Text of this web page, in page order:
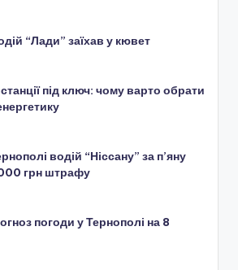
“Лади” заїхав у кювет
під ключ: чому варто обрати
водій “Ніссану” за п’яну
грн штрафу
погоди у Тернополі на 8